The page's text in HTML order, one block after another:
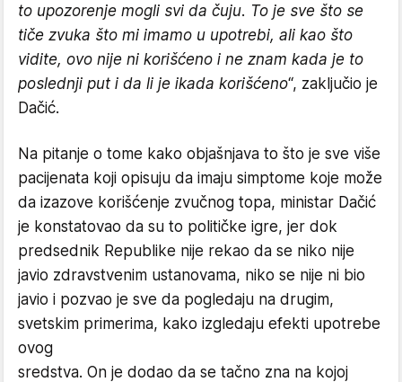
to upozorenje mogli svi da čuju. To je sve što se
tiče zvuka što mi imamo u upotrebi, ali kao što
vidite, ovo nije ni korišćeno i ne znam kada je to
poslednji put i da li je ikada korišćeno“, zaključio je
Dačić.
Na pitanje o tome kako objašnjava to što je sve više
pacijenata koji opisuju da imaju simptome koje može
da izazove korišćenje zvučnog topa, ministar Dačić
je konstatovao da su to političke igre, jer dok
predsednik Republike nije rekao da se niko nije
javio zdravstvenim ustanovama, niko se nije ni bio
javio i pozvao je sve da pogledaju na drugim,
svetskim primerima, kako izgledaju efekti upotrebe
ovog
sredstva. On je dodao da se tačno zna na kojoj